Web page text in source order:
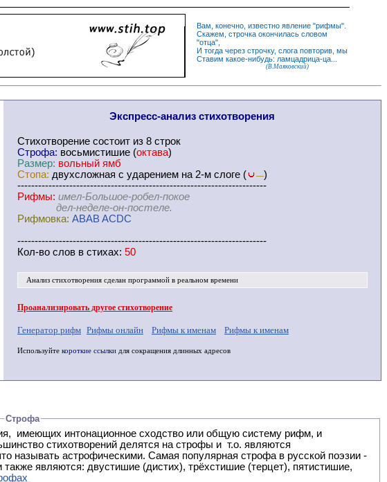
Вам, конечно, известно явление "рифмы".
Скажем, строчка окончилась словом
"отца",
И тогда через строчку, слога повторив, мы
Ставим какое-нибудь: ламцадрица-ца...
(В.Маяковский)
Экспресс-анализ стихотворения
Cтихотворение состоит из 8 строк
Строфа: восьмистишие (октава)
Размер: вольный ямб
Стопа: двухсложная с ударением на 2-м слоге ( —)
------------------------------------------------------------------------
Рифмы: имел-Большое-робел-покое
дел-неделе-он-постеле.
Рифмовка: ABAB ACDC
------------------------------------------------------------------------
Кол-во слов в стихах: 50
Анализ стихотворениясделан программой в реальном времени
Проанализировать другое стихотворение
Генератор рифм Рифмы онлайн Рифмы к именам Рифмы к именам
Используйте короткие ссылки для сокращения длинных адресов
Строфа
и
являются: двустишие (дистих), трёхстишие (терцет), пятистишие,